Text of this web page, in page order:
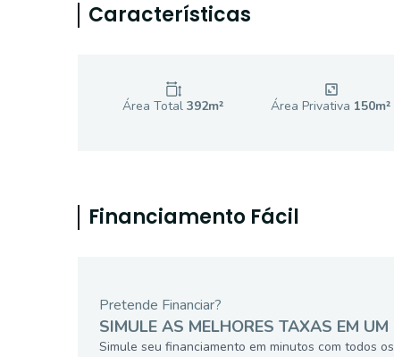
Características
Área Total 392m² Área Privativa 150m²
Financiamento Fácil
Pretende Financiar?
SIMULE AS MELHORES TAXAS EM
Simule seu financiamento em minutos com todos